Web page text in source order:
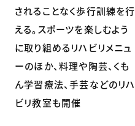
されることなく歩行訓練を行
える。スポーツを楽しむよう
に取り組めるリハビリメニュ
ーのほか、料理や陶芸、くも
ん学習療法、手芸などのリハ
ビリ教室も開催